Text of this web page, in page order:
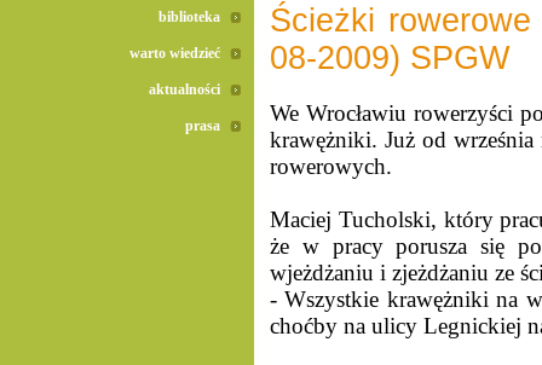
Ścieżki
08-2009) SPGW
We Wrocławiu rowerzyści
krawężniki. Już od
rowerowych.
Maciej Tucholski, który
że w pracy porusza się
wjeżdżaniu i zjeżdżaniu ze
- Wszystkie krawężniki na
choćby na ulicy Legnickiej
biblioteka
warto wiedzieć
aktualności
prasa